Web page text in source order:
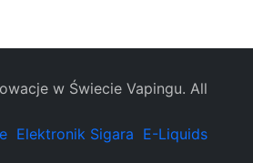
w Świecie Vapingu. All
Elektronik Sigara E-Liquids